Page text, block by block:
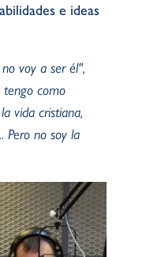
e ideas
voy a ser él",
tengo como
vida cristiana,
Pero no soy la